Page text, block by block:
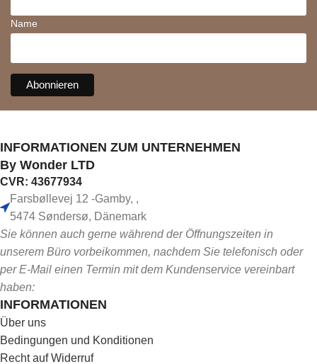
Name
INFORMATIONEN ZUM UNTERNEHMEN
By Wonder LTD
CVR: 43677934
Farsbøllevej 12 -Gamby, ,
5474 Søndersø, Dänemark
Sie können auch gerne während der Öffnungszeiten in
unserem Büro vorbeikommen, nachdem Sie telefonisch oder
per E-Mail einen Termin mit dem Kundenservice vereinbart
haben:
INFORMATIONEN
Über uns
Bedingungen und Konditionen
Recht auf Widerruf